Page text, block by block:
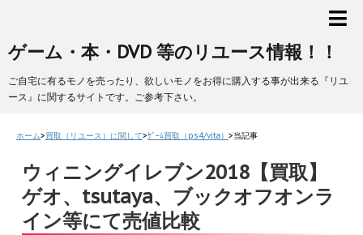
ゲーム・本・DVD 等のリユース情報！！
ご自宅に有るモノを売ったり、欲しいモノをお得に購入する事が出来る『リユ
ース』に関するサイトです。ご参考下さい。
ホーム>買取（リユース）に関して>ｹﾞｰﾑ買取（ps4/vita） >当記事
ウィニングイレブン2018【買取】
ゲオ、tsutaya、ブックオフオンラ
イン等にて売値比較